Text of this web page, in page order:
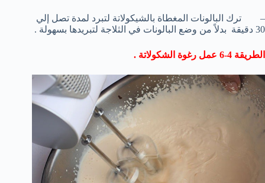
– ترك البالونات المغطاة بالشيكولاتة لتبرد لمدة تصل إلي
30 دقيقة بدلاً من وضع البالونات في الثلاجة لتبريدها بسهولة .
الطريقة 4-6 عمل رغوة الشكولاتة .